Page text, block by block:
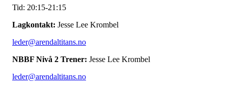
Tid: 20:15-21:15
Lagkontakt: Jesse Lee Krombel
leder@arendaltitans.no
NBBF Nivå 2 Trener: Jesse Lee Krombel
leder@arendaltitans.no